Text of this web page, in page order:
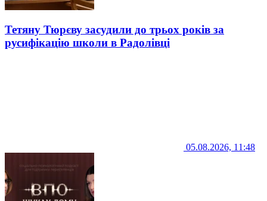
Тетяну Тюрєву засудили до трьох років за
русифікацію школи в Радолівці
05.08.2026, 11:48